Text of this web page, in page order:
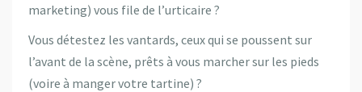
marketing) vous file de l’urticaire ?
Vous détestez les vantards, ceux qui se poussent sur
l’avant de la scène, prêts à vous marcher sur les pieds
(voire à manger votre tartine) ?